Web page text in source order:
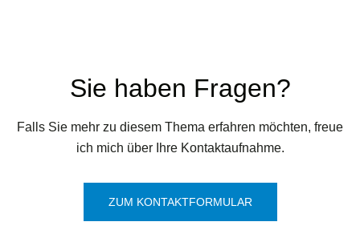
Sie haben Fragen?
Falls Sie mehr zu diesem Thema erfahren möchten, freue
ich mich über Ihre Kontaktaufnahme.
ZUM KONTAKTFORMULAR